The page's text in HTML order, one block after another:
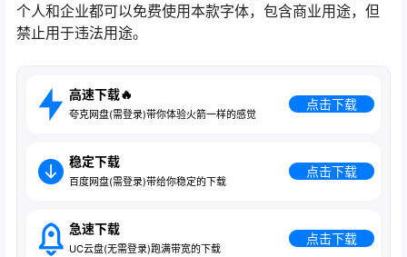
个人和企业都可以免费使用本款字体，包含商业用途，但
禁止用于违法用途。
高速下载🔥
夸克网盘(需登录)带你体验火箭一样的感觉
点击下载
稳定下载
百度网盘(需登录)带给你稳定的下载
点击下载
急速下载
UC云盘(无需登录)跑满带宽的下载
点击下载